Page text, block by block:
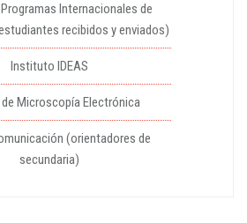
Internacionales de
recibidos y enviados)
Instituto IDEAS
Microscopía Electrónica
(orientadores de
secundaria)